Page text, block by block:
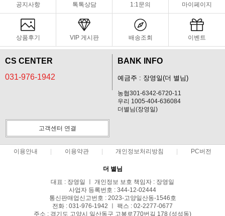
공지사항 톡톡상담 1:1문의 마이페이지
상품후기 VIP 게시판 배송조회 이벤트
CS CENTER
031-976-1942
BANK INFO
예금주 : 장영일(더 별님)
농협301-6342-6720-11
우리 1005-404-636084
더별님(장영일)
고객센터 연결
이용안내 이용약관 개인정보처리방침 PC버전
더 별님
대표 : 장영일 ㅣ 개인정보 보호 책임자 : 장영일
사업자 등록번호 : 344-12-02444
통신판매업신고번호 : 2023-고양일산동-1546호
전화 : 031-976-1942 ㅣ 팩스 : 02-2277-0677
주소 : 경기도 고양시 일산동구 고봉로770번길 178 (성석동)